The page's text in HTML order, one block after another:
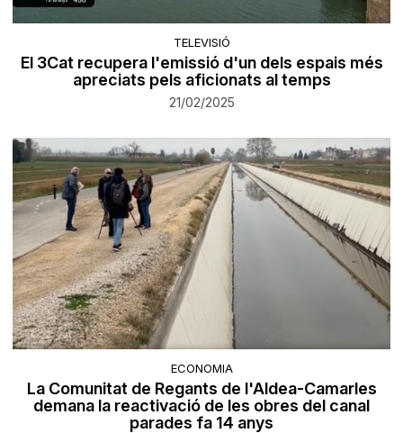
TELEVISIÓ
El 3Cat recupera l'emissió d'un dels espais més
apreciats pels aficionats al temps
21/02/2025
ECONOMIA
La Comunitat de Regants de l'Aldea-Camarles
demana la reactivació de les obres del canal
parades fa 14 anys